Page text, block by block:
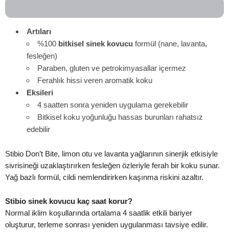
Artıları
%100 bitkisel sinek kovucu formül (nane, lavanta,
fesleğen)
Paraben, gluten ve petrokimyasallar içermez
Ferahlık hissi veren aromatik koku
Eksileri
4 saatten sonra yeniden uygulama gerekebilir
Bitkisel koku yoğunluğu hassas burunları rahatsız
edebilir
Stibio Don’t Bite, limon otu ve lavanta yağlarının sinerjik etkisiyle
sivrisineği uzaklaştırırken fesleğen özleriyle ferah bir koku sunar.
Yağ bazlı formül, cildi nemlendirirken kaşınma riskini azaltır.
Stibio sinek kovucu kaç saat korur?
Normal iklim koşullarında ortalama 4 saatlik etkili bariyer
oluşturur, terleme sonrası yeniden uygulanması tavsiye edilir.